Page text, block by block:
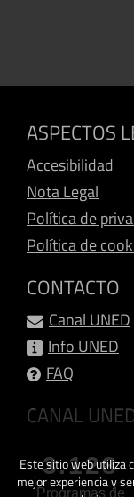
ASPECTOS
Accesibilidad
Nota Legal
Política de
Política de
CONTACTO
Canal UNED
Info UNED
FAQ
CANAL
3.128
Programas de
Este sitio web utiliza
mejor experiencia y